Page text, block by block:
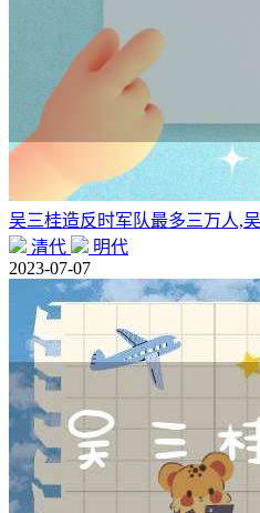
吴三桂造反时军队最多三万人,
清代
明代
2023-07-07